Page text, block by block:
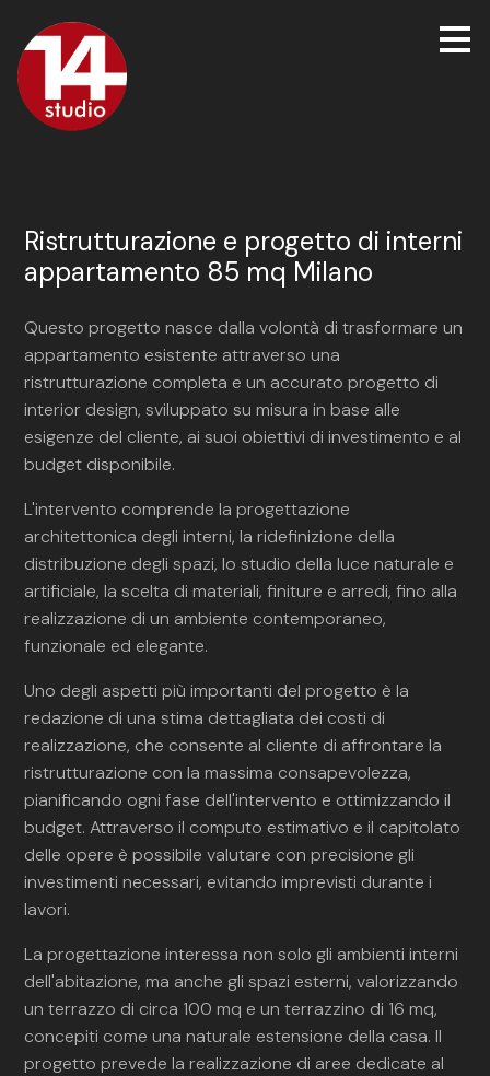
Passa
ai
contenuti
principali
Ristrutturazione e progetto di interni
appartamento 85 mq Milano
Questo progetto nasce dalla volontà di trasformare un
appartamento esistente attraverso una
ristrutturazione completa e un accurato progetto di
interior design, sviluppato su misura in base alle
esigenze del cliente, ai suoi obiettivi di investimento e al
budget disponibile.
L'intervento comprende la progettazione
architettonica degli interni, la ridefinizione della
distribuzione degli spazi, lo studio della luce naturale e
artificiale, la scelta di materiali, finiture e arredi, fino alla
realizzazione di un ambiente contemporaneo,
funzionale ed elegante.
Uno degli aspetti più importanti del progetto è la
redazione di una stima dettagliata dei costi di
realizzazione, che consente al cliente di affrontare la
ristrutturazione con la massima consapevolezza,
pianificando ogni fase dell'intervento e ottimizzando il
budget. Attraverso il computo estimativo e il capitolato
delle opere è possibile valutare con precisione gli
investimenti necessari, evitando imprevisti durante i
lavori.
La progettazione interessa non solo gli ambienti interni
dell'abitazione, ma anche gli spazi esterni, valorizzando
un terrazzo di circa 100 mq e un terrazzino di 16 mq,
concepiti come una naturale estensione della casa. Il
progetto prevede la realizzazione di aree dedicate al